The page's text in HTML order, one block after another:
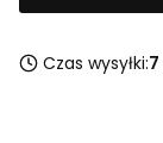
Czas wysyłki: